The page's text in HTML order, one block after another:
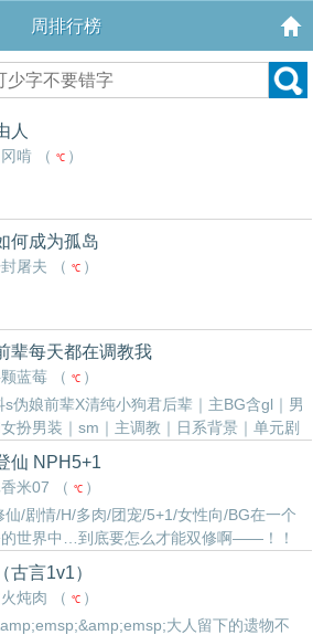
周排行榜
人
啃 （ ℃ ）
何成为孤岛
屠夫 （ ℃ ）
辈每天都在调教我
蓝莓 （ ℃ ）
s伪娘前辈X清纯小狗君后辈｜主BG含gl｜男
扮男装｜sm｜主调教｜日系背景｜单元剧
发生在午睡猫咖啡馆，超人气的女仆装小姐
调教可爱的执事君后辈。“呐…千原君可以汪
？”“诶…！？”
仙 NPH5+1
米07 （ ℃ ）
仙/剧情/H/多肉/团宠/5+1/女性向/BG在一个
世界中…到底要怎么才能双修啊——！！
古言1v1）
炖肉 （ ℃ ）
大人留下的遗物不